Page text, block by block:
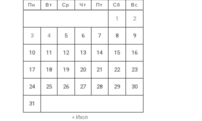
Пн Вт Ср Чт Пт Сб Вс
1 2
3 4 5 6 7 8 9
10 11 12 13 14 15 16
17 18 19 20 21 22 23
24 25 26 27 28 29 30
31
« Июл